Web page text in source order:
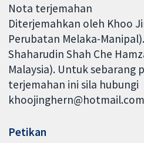
Nota terjemahan
Diterjemahkan oleh Khoo
Perubatan Melaka-
Shaharudin Shah Che
Malaysia). Untuk sebarang
terjemahan ini sila hubungi
Petikan